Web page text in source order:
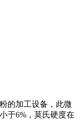
的加工设备，此微
于6%，莫氏硬度在